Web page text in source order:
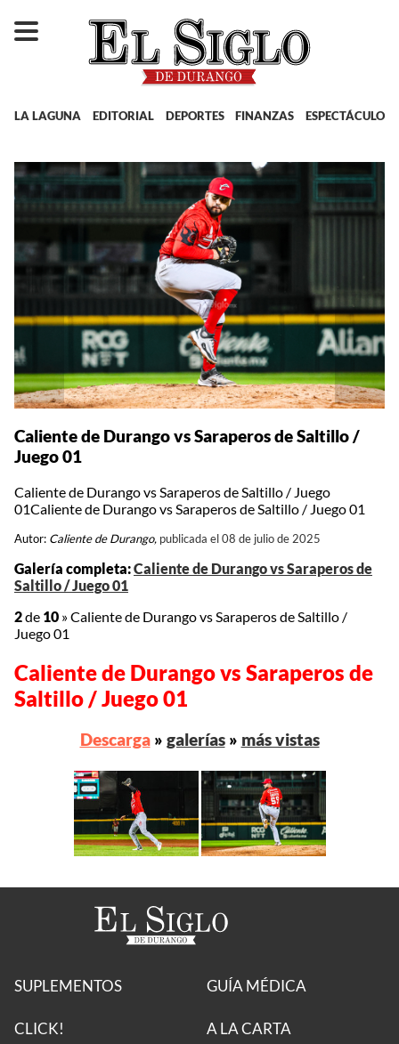
LA LAGUNA EDITORIAL DEPORTES FINANZAS ESPECTÁCULOS
Caliente de Durango vs Saraperos de Saltillo /
Juego 01
Caliente de Durango vs Saraperos de Saltillo / Juego
01Caliente de Durango vs Saraperos de Saltillo / Juego 01
Autor: Caliente de Durango, publicada el 08 de julio de 2025
Galería completa:Caliente de Durango vs Saraperos de
Saltillo / Juego 01
2de 10 »Caliente de Durango vs Saraperos de Saltillo /
Juego 01
Caliente de Durango vs Saraperos de
Saltillo / Juego 01
Descarga» galerías» más vistas
SUPLEMENTOS
CLICK!
GUÍA MÉDICA
A LA CARTA